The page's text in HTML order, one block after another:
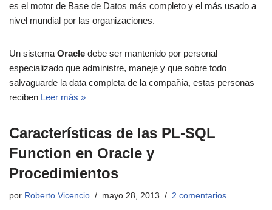
es el motor de Base de Datos más completo y el más usado a
nivel mundial por las organizaciones.
Un sistema Oracle debe ser mantenido por personal
especializado que administre, maneje y que sobre todo
salvaguarde la data completa de la compañía, estas personas
reciben Leer más »
Características de las PL-SQL
Function en Oracle y
Procedimientos
por Roberto Vicencio mayo 28, 2013 2 comentarios